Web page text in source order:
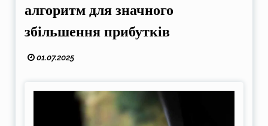
алгоритм для значного
збільшення прибутків
01.07.2025